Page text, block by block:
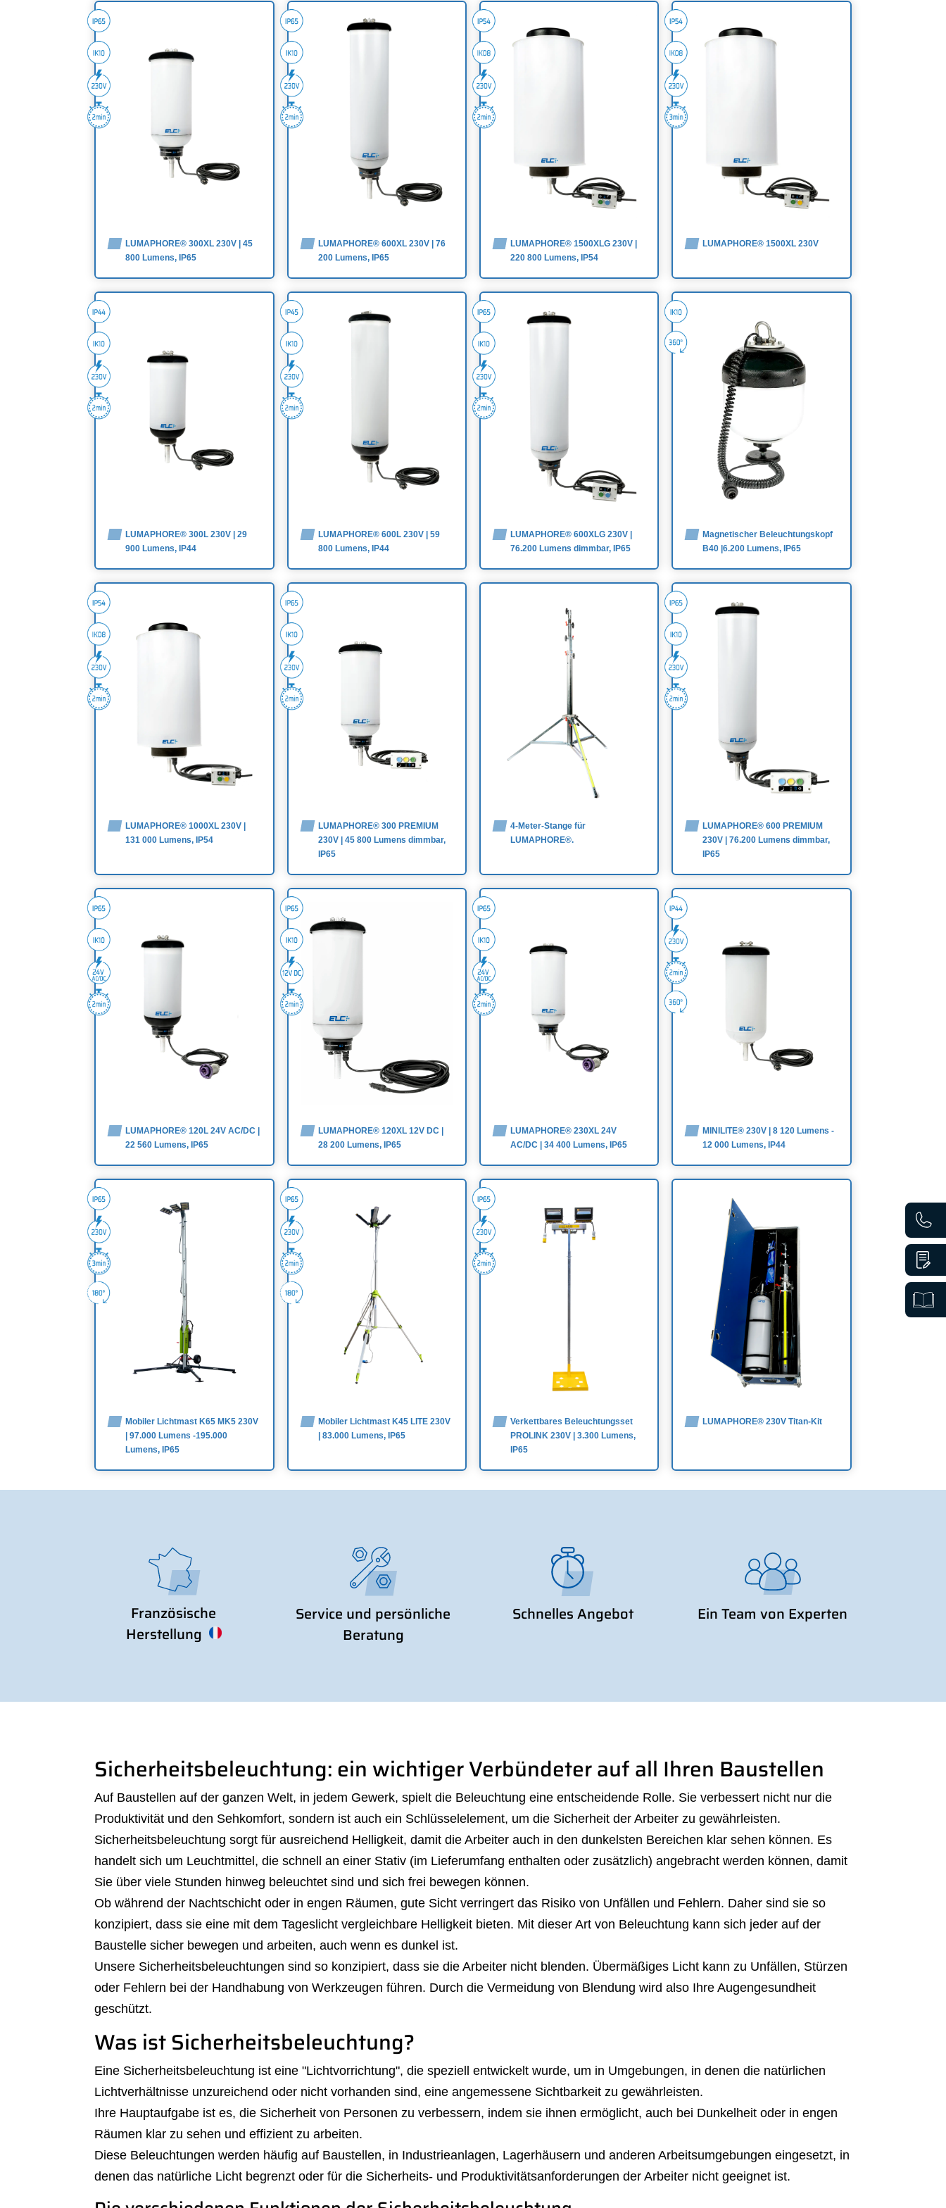
LUMAPHORE® 300XL 230V | 45
800 Lumens, IP65
LUMAPHORE® 600XL 230V | 76
200 Lumens, IP65
LUMAPHORE® 1500XLG 230V |
220 800 Lumens, IP54
LUMAPHORE® 1500XL 230V
LUMAPHORE® 300L 230V | 29
900 Lumens, IP44
LUMAPHORE® 600L 230V | 59
800 Lumens, IP44
LUMAPHORE® 600XLG 230V |
76.200 Lumens dimmbar, IP65
Magnetischer Beleuchtungskopf
B40 |6.200 Lumens, IP65
LUMAPHORE® 1000XL 230V |
131 000 Lumens, IP54
LUMAPHORE® 300 PREMIUM
230V | 45 800 Lumens dimmbar,
IP65
4-Meter-Stange für
LUMAPHORE®.
LUMAPHORE® 600 PREMIUM
230V | 76.200 Lumens dimmbar,
IP65
LUMAPHORE® 120L 24V AC/DC |
22 560 Lumens, IP65
LUMAPHORE® 120XL 12V DC |
28 200 Lumens, IP65
LUMAPHORE® 230XL 24V
AC/DC | 34 400 Lumens, IP65
MINILITE® 230V | 8 120 Lumens -
12 000 Lumens, IP44
Mobiler Lichtmast K65 MK5 230V
| 97.000 Lumens -195.000
Lumens, IP65
Mobiler Lichtmast K45 LITE 230V
| 83.000 Lumens, IP65
Verkettbares Beleuchtungsset
PROLINK 230V | 3.300 Lumens,
IP65
LUMAPHORE® 230V Titan-Kit
Französische
Herstellung
Service und persönliche
Beratung
Schnelles Angebot Ein Team von Experten
Sicherheitsbeleuchtung: ein wichtiger Verbündeter auf all Ihren Baustellen
Auf Baustellen auf der ganzen Welt, in jedem Gewerk, spielt die Beleuchtung eine entscheidende Rolle. Sie verbessert nicht nur die
Produktivität und den Sehkomfort, sondern ist auch ein Schlüsselelement, um die Sicherheit der Arbeiter zu gewährleisten.
Sicherheitsbeleuchtung sorgt für ausreichend Helligkeit, damit die Arbeiter auch in den dunkelsten Bereichen klar sehen können. Es
handelt sich um Leuchtmittel, die schnell an einer Stativ (im Lieferumfang enthalten oder zusätzlich) angebracht werden können, damit
Sie über viele Stunden hinweg beleuchtet sind und sich frei bewegen können.
Ob während der Nachtschicht oder in engen Räumen, gute Sicht verringert das Risiko von Unfällen und Fehlern. Daher sind sie so
konzipiert, dass sie eine mit dem Tageslicht vergleichbare Helligkeit bieten. Mit dieser Art von Beleuchtung kann sich jeder auf der
Baustelle sicher bewegen und arbeiten, auch wenn es dunkel ist.
Unsere Sicherheitsbeleuchtungen sind so konzipiert, dass sie die Arbeiter nicht blenden. Übermäßiges Licht kann zu Unfällen, Stürzen
oder Fehlern bei der Handhabung von Werkzeugen führen. Durch die Vermeidung von Blendung wird also Ihre Augengesundheit
geschützt.
Was ist Sicherheitsbeleuchtung?
Eine Sicherheitsbeleuchtung ist eine "Lichtvorrichtung", die speziell entwickelt wurde, um in Umgebungen, in denen die natürlichen
Lichtverhältnisse unzureichend oder nicht vorhanden sind, eine angemessene Sichtbarkeit zu gewährleisten.
Ihre Hauptaufgabe ist es, die Sicherheit von Personen zu verbessern, indem sie ihnen ermöglicht, auch bei Dunkelheit oder in engen
Räumen klar zu sehen und effizient zu arbeiten.
Diese Beleuchtungen werden häufig auf Baustellen, in Industrieanlagen, Lagerhäusern und anderen Arbeitsumgebungen eingesetzt, in
denen das natürliche Licht begrenzt oder für die Sicherheits- und Produktivitätsanforderungen der Arbeiter nicht geeignet ist.